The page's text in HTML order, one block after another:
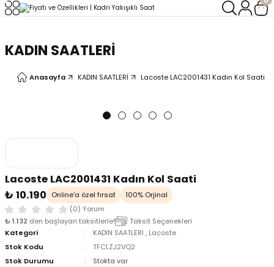
KADIN SAATLERİ
Anasayfa KADIN SAATLERİ Lacoste LAC2001431 Kadın Kol Saati
Lacoste LAC2001431 Kadın Kol Saati
₺ 10.190
Online'a özel fırsat
100% Orjinal
(0) Yorum
₺ 1.132 den başlayan taksitlerle!
Taksit Seçenekleri
Kategori
KADIN SAATLERİ , Lacoste
Stok Kodu
TFCLZJ2VQ2
Stok Durumu
Stokta var
Geri Dön
Geri Dön